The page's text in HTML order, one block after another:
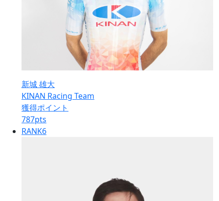
新城 雄大
KINAN Racing Team
獲得ポイント
787pts
RANK6